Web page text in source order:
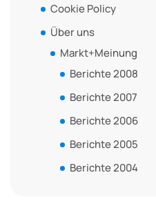
Cookie Policy
Über uns
Markt+Meinung
Berichte 2008
Berichte 2007
Berichte 2006
Berichte 2005
Berichte 2004